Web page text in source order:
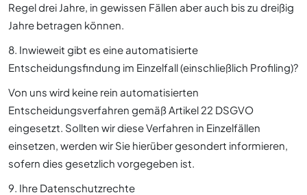
Regel drei Jahre, in gewissen Fällen aber auch bis zu dreißig
Jahre betragen können.
8. Inwieweit gibt es eine automatisierte
Entscheidungsfindung im Einzelfall (einschließlich Profiling)?
Von uns wird keine rein automatisierten
Entscheidungsverfahren gemäß Artikel 22 DSGVO
eingesetzt. Sollten wir diese Verfahren in Einzelfällen
einsetzen, werden wir Sie hierüber gesondert informieren,
sofern dies gesetzlich vorgegeben ist.
9. Ihre Datenschutzrechte